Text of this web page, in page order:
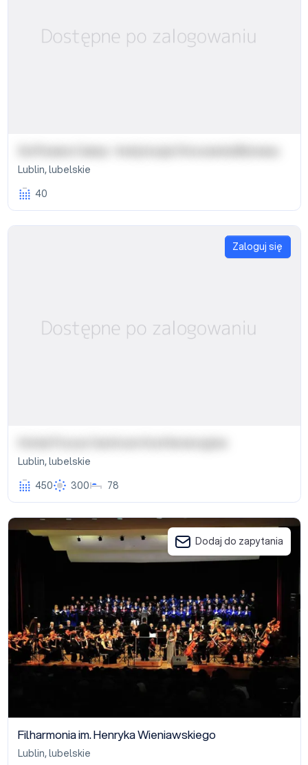
Software Camp - Instytucja Otoczenia Biznesu
Lublin,lubelskie
40
Zaloguj się
Hotel Focus Centrum Konferencyjne
Lublin,lubelskie
450
300 78
Filharmonia im. Henryka Wieniawskiego
Dodaj do zapytania
Filharmonia im. Henryka Wieniawskiego
Lublin,lubelskie